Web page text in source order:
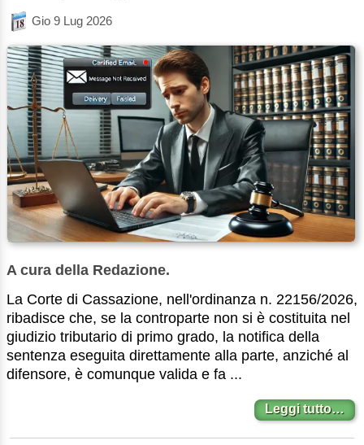
Gio 9 Lug 2026
A cura della Redazione.
La Corte di Cassazione, nell'ordinanza n. 22156/2026,
ribadisce che, se la controparte non si è costituita nel
giudizio tributario di primo grado, la notifica della
sentenza eseguita direttamente alla parte, anziché al
difensore, è comunque valida e fa ...
Leggi tutto…